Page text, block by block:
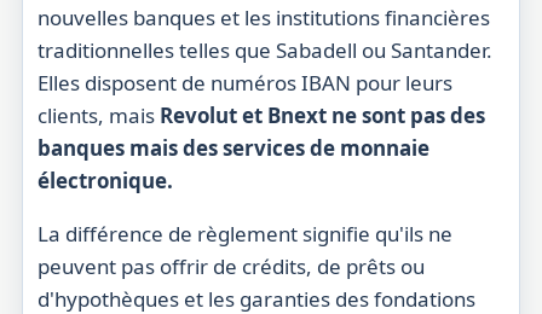
nouvelles banques et les institutions financières
traditionnelles telles que Sabadell ou Santander.
Elles disposent de numéros IBAN pour leurs
clients, mais Revolut et Bnext ne sont pas des
banques mais des services de monnaie
électronique.
La différence de règlement signifie qu'ils ne
peuvent pas offrir de crédits, de prêts ou
d'hypothèques et les garanties des fondations